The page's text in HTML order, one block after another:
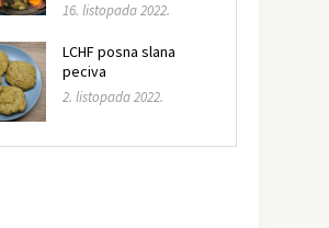
16. listopada 2022.
LCHF posna slana
peciva
2. listopada 2022.